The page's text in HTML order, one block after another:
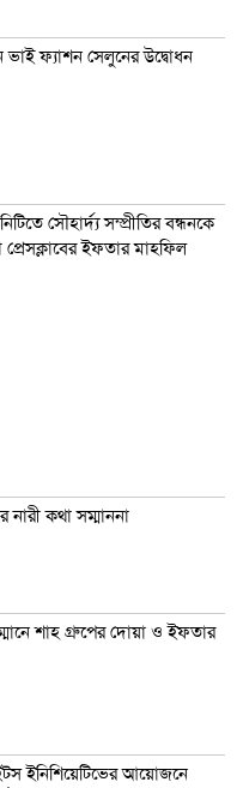
ভাই ফ্যাশন সেলুনের উদ্বোধন
সৌহার্দ্য সম্প্রীতির বন্ধনকে
ইফতার মাহফিল
নারী কথা সম্মাননা
শাহ গ্রুপের দোয়া ও ইফতার
ইনিশিয়েটিভের আয়োজনে